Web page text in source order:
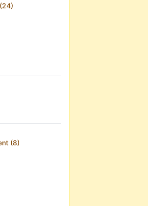
(8)